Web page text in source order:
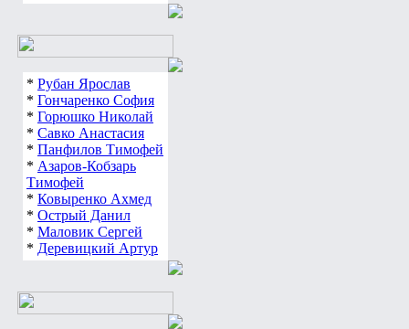
* Рубан Ярослав
* Гончаренко София
* Горюшко Николай
* Савко Анастасия
* Панфилов Тимофей
* Азаров-Кобзарь
Тимофей
* Ковыренко Ахмед
* Острый Данил
* Маловик Сергей
* Деревицкий Артур